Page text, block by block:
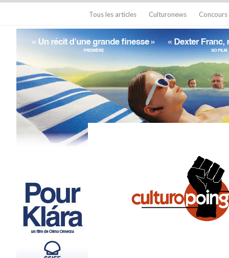
Tous les articles Culturonews Concours